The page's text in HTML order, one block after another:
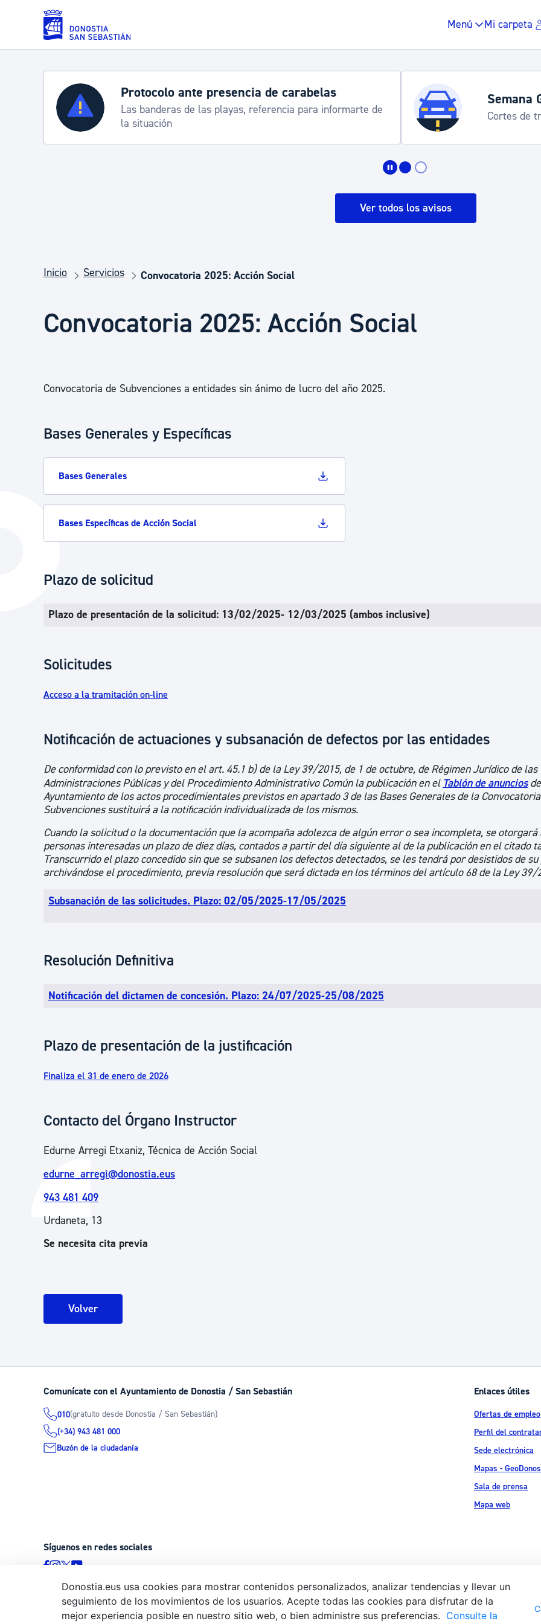
Saltar al contenido principal
Menú Mi carpeta
Servicios
Padrón y asuntos personales
Espacio público,
Seguridad ciudadana y emergencias
Salud Pública, animales y consumo
Deporte
La ciudad ahora
La ciudad futura
Agenda cultural
Portal de transparencia
Protocolo ante presencia de carabelas
Las banderas de las playas, referencia para informarte de
la situación
Semana
Cortes de
Ver todos los avisos
Inicio Servicios Convocatoria 2025: Acción Social
Convocatoria 2025: Acción Social
Convocatoria de Subvenciones a entidades sin ánimo de lucro del año 2025.
Bases Generales y Específicas
Bases Generales
Bases Específicas de Acción Social
Plazo de solicitud
Plazo de presentación de la solicitud: 13/02/2025- 12/03/2025 (ambos inclusive)
Solicitudes
Acceso a la tramitación on-line
Notificación de actuaciones y subsanación de defectos por las entidades
De conformidad con lo previsto en el art. 45.1 b) de la Ley 39/2015, de 1 de octubre, de Régimen Jurídico de las
Administraciones Públicas y del Procedimiento Administrativo Común la publicación en el Tablón de anuncios
Ayuntamiento de los actos procedimientales previstos en apartado 3 de las Bases Generales de la
Subvenciones sustituirá a la notificación individualizada de los mismos.
Cuando la solicitud o la documentación que la acompaña adolezca de algún error o sea incompleta, se otorgará
personas interesadas un plazo de diez días, contados a partir del día siguiente al de la publicación en el citado
Transcurrido el plazo concedido sin que se subsanen los defectos detectados, se les tendrá por desistidos de
archivándose el procedimiento, previa resolución que será dictada en los términos del artículo 68 de la Ley 39/
Subsanación de las solicitudes. Plazo: 02/05/2025-17/05/2025
Resolución Definitiva
Notificación del dictamen de concesión. Plazo: 24/07/2025-25/08/2025
Plazo de presentación de la justificación
Finaliza el 31 de enero de 2026
Contacto del Órgano Instructor
Edurne Arregi Etxaniz, Técnica de Acción Social
edurne_arregi@donostia.eus
943 481 409
Urdaneta, 13
Se necesita cita previa
Volver
Comunícate con el Ayuntamiento de Donostia / San Sebastián
010(gratuito desde Donostia / San Sebastián)
(+34) 943 481 000
Buzón de la ciudadanía
Enlaces útiles
Ofertas de empleo
Perfil del
Sede electrónica
Mapas -
Sala de prensa
Mapa web
Síguenos en redes sociales
© Donostiako Udala - Ayuntamiento de Donostia / San Sebastián Ijentea 1,
20003 Donostia / San Sebastián
Aviso legal
Donostia.eus usa cookies para mostrar contenidos personalizados, analizar tendencias y llevar un
seguimiento de los movimientos de los usuarios. Acepte todas las cookies para disfrutar de la
mejor experiencia posible en nuestro sitio web, o bien administre sus preferencias. Consulte la